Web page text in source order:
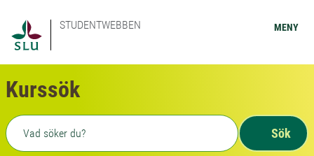
STUDENTWEBBEN MENY
Kurssök
Fritext sökning
Sök